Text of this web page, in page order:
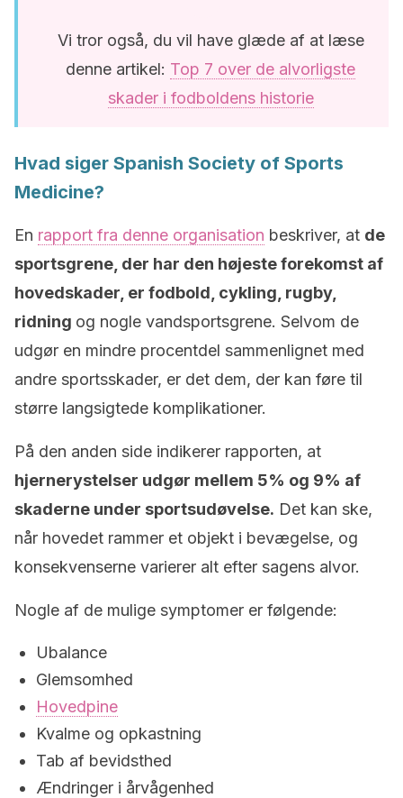
Vi tror også, du vil have glæde af at læse
denne artikel: Top 7 over de alvorligste
skader i fodboldens historie
Hvad siger Spanish Society of Sports
Medicine?
En rapport fra denne organisation beskriver, at de
sportsgrene, der har den højeste forekomst af
hovedskader, er fodbold, cykling, rugby,
ridning og nogle vandsportsgrene. Selvom de
udgør en mindre procentdel sammenlignet med
andre sportsskader, er det dem, der kan føre til
større langsigtede komplikationer.
På den anden side indikerer rapporten, at
hjernerystelser udgør mellem 5% og 9% af
skaderne under sportsudøvelse. Det kan ske,
når hovedet rammer et objekt i bevægelse, og
konsekvenserne varierer alt efter sagens alvor.
Nogle af de mulige symptomer er følgende:
Ubalance
Glemsomhed
Hovedpine
Kvalme og opkastning
Tab af bevidsthed
Ændringer i årvågenhed